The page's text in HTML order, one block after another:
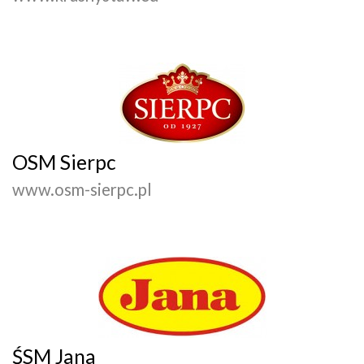
OSM Sierpc
www.osm-sierpc.pl
ŚSM Jana